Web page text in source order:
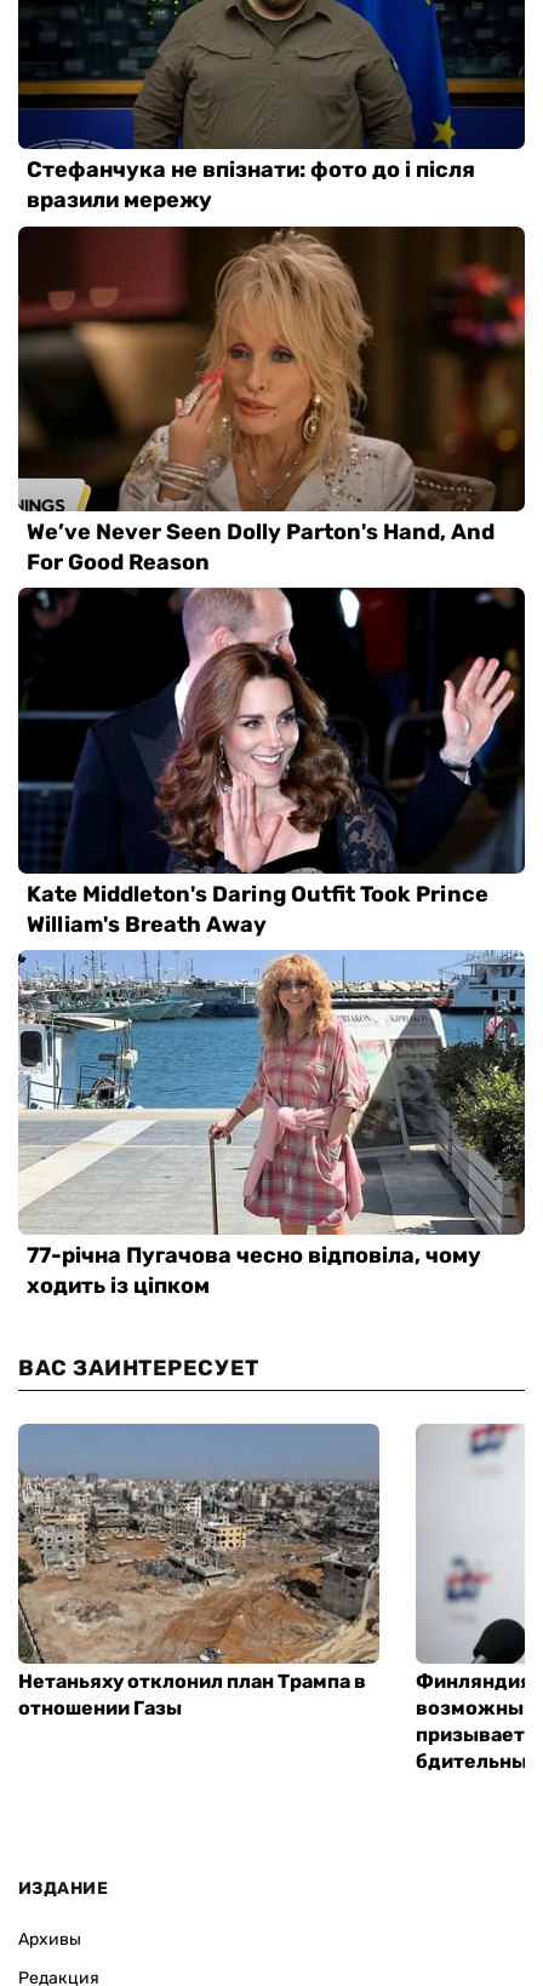
ВАС ЗАИНТЕРЕСУЕТ
Нетаньяху отклонил план Трампа в
отношении Газы
Финляндия
возможным
призывает
ИЗДАНИЕ
Архивы
Редакция